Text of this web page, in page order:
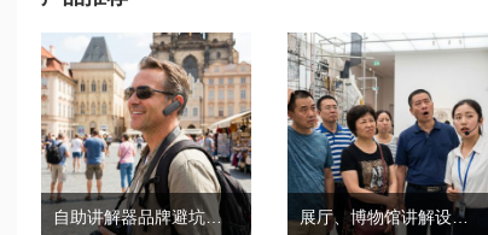
自助讲解器品牌避坑｜鹰米自助讲解器，实测好用不踩雷 展厅、博物馆讲解设备推荐｜分区讲解系统，解决多团队接待核心痛点